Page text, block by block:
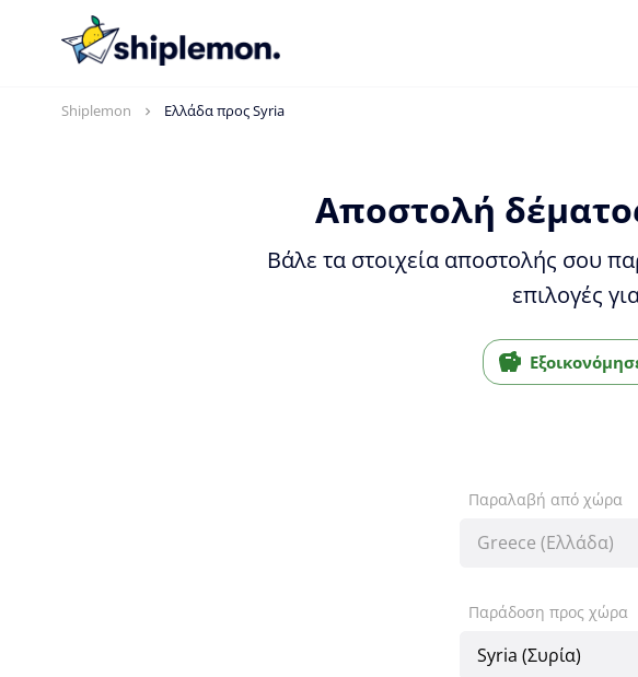
Shiplemon Ελλάδα προς Syria
Αποστολή
Βάλε τα στοιχεία αποστολής σου
επιλογές
Παραλαβή από χώρα
Παράδοση προς χώρα